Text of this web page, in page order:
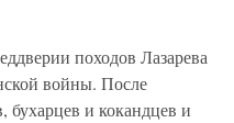
походов Лазарева
войны. После
бухарцев и кокандцев и